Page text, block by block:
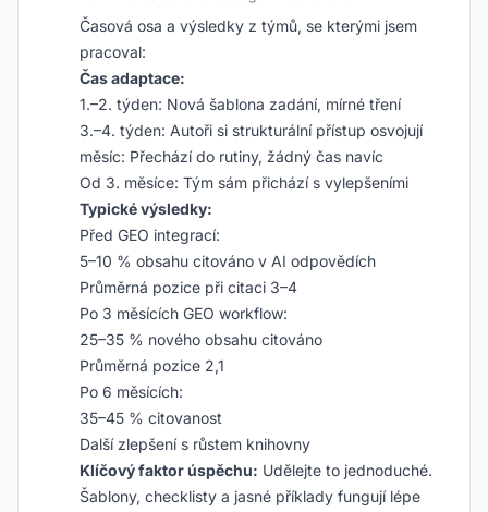
Časová osa a výsledky z týmů, se kterými jsem
pracoval:
Čas adaptace:
1.–2. týden: Nová šablona zadání, mírné tření
3.–4. týden: Autoři si strukturální přístup osvojují
měsíc: Přechází do rutiny, žádný čas navíc
Od 3. měsíce: Tým sám přichází s vylepšeními
Typické výsledky:
Před GEO integrací:
5–10 % obsahu citováno v AI odpovědích
Průměrná pozice při citaci 3–4
Po 3 měsících GEO workflow:
25–35 % nového obsahu citováno
Průměrná pozice 2,1
Po 6 měsících:
35–45 % citovanost
Další zlepšení s růstem knihovny
Klíčový faktor úspěchu: Udělejte to jednoduché.
Šablony, checklisty a jasné příklady fungují lépe